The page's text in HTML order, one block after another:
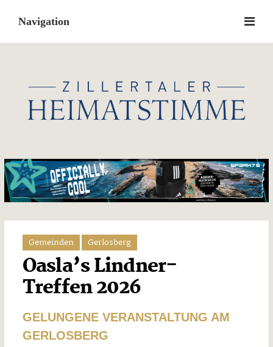
content
Gemeinden Gerlosberg
Oasla’s Lindner-
Treffen 2026
GELUNGENE VERANSTALTUNG AM
GERLOSBERG